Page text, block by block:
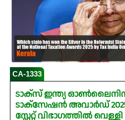
CA-1333
ടാക്സ് ഇന്ത്യ
ടാക്സേഷൻ അവാർഡ് 2025
സ്റ്റേറ്റ് വിഭാഗത്തിൽ